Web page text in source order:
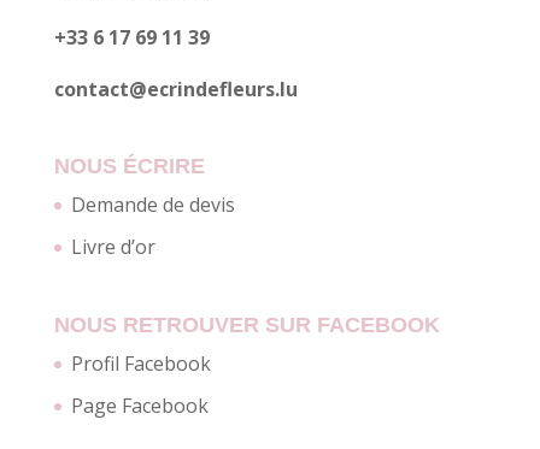
+33 6 17 69 11 39
contact@ecrindefleurs.lu
NOUS ÉCRIRE
Demande de devis
Livre d’or
NOUS RETROUVER SUR FACEBOOK
Profil Facebook
Page Facebook